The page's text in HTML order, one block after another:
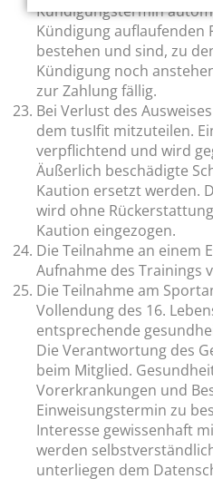
Kündigungstermin
Kündigung auflaufenden
bestehen und sind, zu
Kündigung noch
zur Zahlung fällig.
Bei Verlust des
dem tusIfit mitzuteilen.
verpflichtend und wird
Äußerlich beschädigte
Kaution ersetzt werden.
wird ohne
Kaution eingezogen.
Die Teilnahme an einem
Aufnahme des Trainings
Die Teilnahme am
Vollendung des 16.
entsprechende
Die Verantwortung des
beim Mitglied.
Vorerkrankungen und
Einweisungstermin zu
Interesse gewissenhaft
werden
unterliegen dem